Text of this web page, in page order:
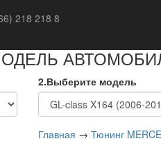
218 218 8
возврат
2.Выберите модель
Главная → Тюнинг